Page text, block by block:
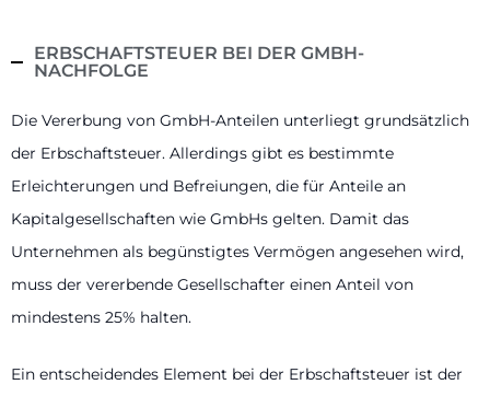
ERBSCHAFTSTEUER BEI DER GMBH-
NACHFOLGE
Die Vererbung von GmbH-Anteilen unterliegt grundsätzlich
der Erbschaftsteuer. Allerdings gibt es bestimmte
Erleichterungen und Befreiungen, die für Anteile an
Kapitalgesellschaften wie GmbHs gelten. Damit das
Unternehmen als begünstigtes Vermögen angesehen wird,
muss der vererbende Gesellschafter einen Anteil von
mindestens 25% halten.
Ein entscheidendes Element bei der Erbschaftsteuer ist der